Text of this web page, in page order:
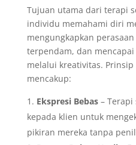
Tujuan utama dari terapi
individu memahami diri
mengungkapkan
terpendam, dan
melalui kreativitas.
mencakup:
Ekspresi Bebas– Terapi
kepada klien untuk
pikiran mereka tanpa